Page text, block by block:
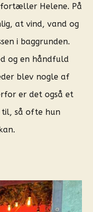
Helene. På
at vind, vand og
i baggrunden.
og en håndfuld
blev nogle af
er det også et
til, så ofte hun